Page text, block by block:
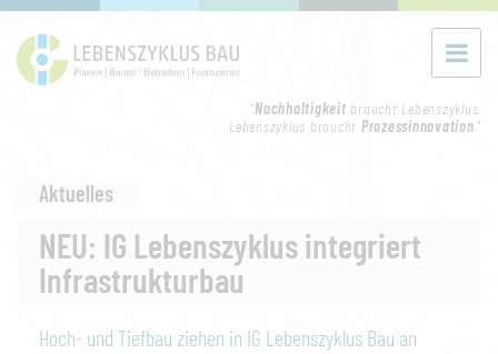
"Nachhaltigkeit braucht Lebenszyklus.
Lebenszyklus braucht Prozessinnovation."
Aktuelles
NEU: IG Lebenszyklus integriert
Infrastrukturbau
Hoch- und Tiefbau ziehen in IG Lebenszyklus Bau an